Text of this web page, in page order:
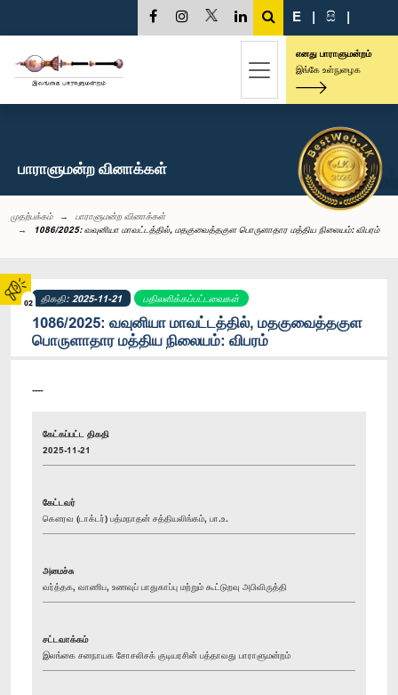
02
E | සි |
எனது பாராளுமன்றம்
இங்கே உள்நுழைக
பாராளுமன்ற வினாக்கள்
முதற்பக்கம்
பாராளுமன்ற வினாக்கள்
1086/2025: வவுனியா மாவட்டத்தில், மதகுவைத்தகுள பொருளாதார மத்திய நிலையம்: விபரம்
திகதி: 2025-11-21 பதிலளிக்கப்பட்டவைகள்
1086/2025: வவுனியா மாவட்டத்தில், மதகுவைத்தகுள
பொருளாதார மத்திய நிலையம்: விபரம்
----
கேட்கப்பட்ட திகதி
2025-11-21
கேட்டவர்
கௌரவ (டாக்டர்) பத்மநாதன் சத்தியலிங்கம், பா.உ.
அமைச்சு
வர்த்தக, வாணிப, உணவுப் பாதுகாப்பு மற்றும் கூட்டுறவு அபிவிருத்தி
சட்டவாக்கம்
இலங்கை சனநாயக சோசலிசக் குடியரசின் பத்தாவது பாராளுமன்றம்